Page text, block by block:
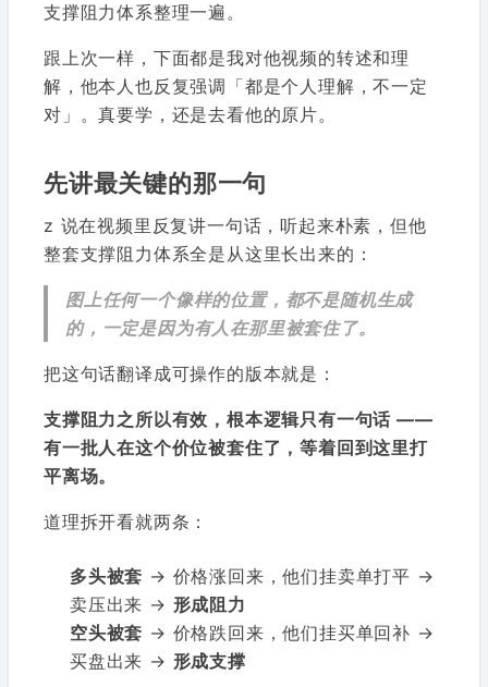
支撑阻力体系整理一遍。
跟上次一样，下面都是我对他视频的转述和理
解，他本人也反复强调「都是个人理解，不一定
对」。真要学，还是去看他的原片。
先讲最关键的那一句
z 说在视频里反复讲一句话，听起来朴素，但他
整套支撑阻力体系全是从这里长出来的：
图上任何一个像样的位置，都不是随机生成
的，一定是因为有人在那里被套住了。
把这句话翻译成可操作的版本就是：
支撑阻力之所以有效，根本逻辑只有一句话 ——
有一批人在这个价位被套住了，等着回到这里打
平离场。
道理拆开看就两条：
多头被套 → 价格涨回来，他们挂卖单打平 →
卖压出来 → 形成阻力
空头被套 → 价格跌回来，他们挂买单回补 →
买盘出来 → 形成支撑